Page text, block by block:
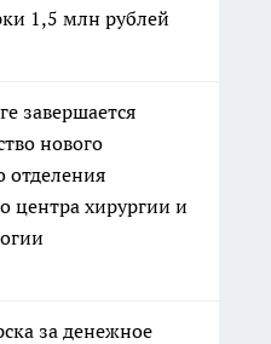
1,5 млн рублей
завершается
нового
отделения
центра хирургии и
за денежное